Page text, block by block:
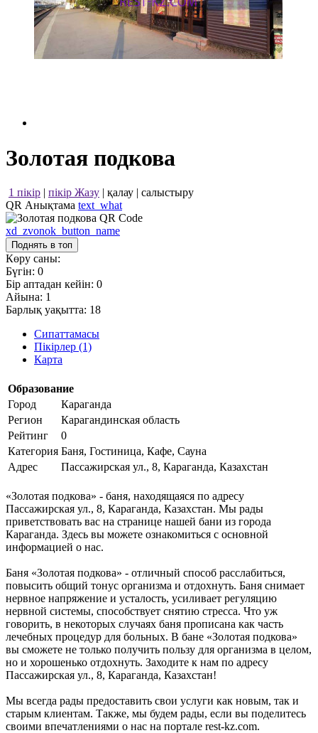
Золотая подкова
1 пікір | пікір Жазу | қалау | салыстыру
QR Анықтама text_what
xd_zvonok_button_name
Поднять в топ
Көру саны:
Бүгін: 0
Бір аптадан кейін: 0
Айына: 1
Барлық уақытта: 18
Сипаттамасы
Пікірлер (1)
Карта
Образование
Город
Караганда
Регион
Карагандинская область
Рейтинг
0
Категория Баня, Гостиница, Кафе, Сауна
Адрес
Пассажирская ул., 8, Караганда, Казахстан
«Золотая подкова» - баня, находящаяся по адресу
Пассажирская ул., 8, Караганда, Казахстан. Мы рады
приветствовать вас на странице нашей бани из города
Караганда. Здесь вы можете ознакомиться с основной
информацией о нас.
Баня «Золотая подкова» - отличный способ расслабиться,
повысить общий тонус организма и отдохнуть. Баня снимает
нервное напряжение и усталость, усиливает регуляцию
нервной системы, способствует снятию стресса. Что уж
говорить, в некоторых случаях баня прописана как часть
лечебных процедур для больных. В бане «Золотая подкова»
вы сможете не только получить пользу для организма в целом,
но и хорошенько отдохнуть. Заходите к нам по адресу
Пассажирская ул., 8, Караганда, Казахстан!
Мы всегда рады предоставить свои услуги как новым, так и
старым клиентам. Также, мы будем рады, если вы поделитесь
своими впечатлениями о нас на портале rest-kz.com.